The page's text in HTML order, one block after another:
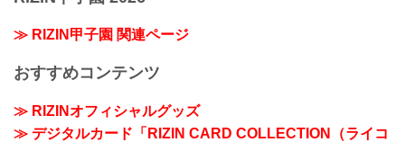
≫ RIZIN甲子園 関連ページ
おすすめコンテンツ
≫ RIZINオフィシャルグッズ
≫ デジタルカード「RIZIN CARD COLLECTION（ライコ